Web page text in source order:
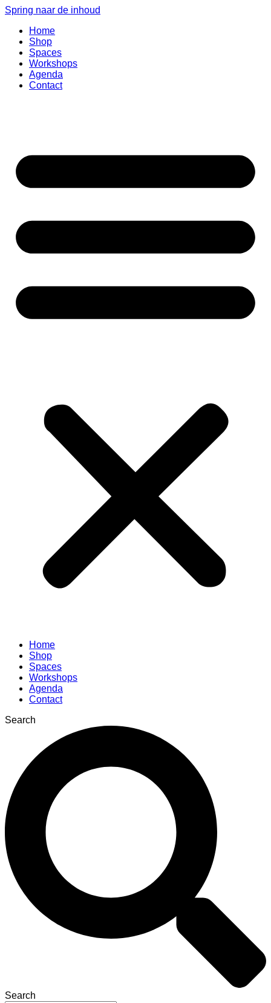
Spring naar de inhoud
Home
Shop
Spaces
Workshops
Agenda
Contact
Home
Shop
Spaces
Workshops
Agenda
Contact
Search
Search